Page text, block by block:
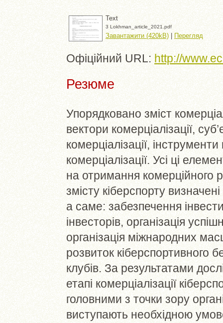
Text
3 Lokhman_article_2021.pdf
Завантажити (420kB) | Перегляд
Офіційний URL: http://
Резюме
Упорядковано зміст
вектори комерціалізації,
комерціалізації,
комерціалізації. Усі ці
на отримання комерційного
змісту кіберспорту
а саме: забезпечення
інвесторів, організація
організація міжнародних
розвиток кіберспортивного
клубів. За результатами
етапі комерціалізації
головними з точки зору
виступають необхідною